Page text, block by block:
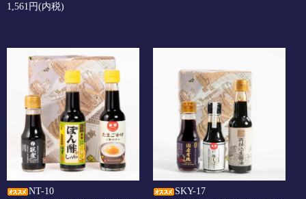
1,561円(内税)
NT-10 SKY-17